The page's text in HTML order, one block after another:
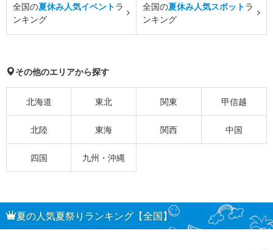
全国の夏休み人気イベントラ
ンキング
全国の夏休み人気スポットラ
ンキング
その他のエリアから探す
北海道 東北 関東 甲信越
北陸 東海 関西 中国
四国 九州・沖縄
夏の人気夏祭りランキング【全国】